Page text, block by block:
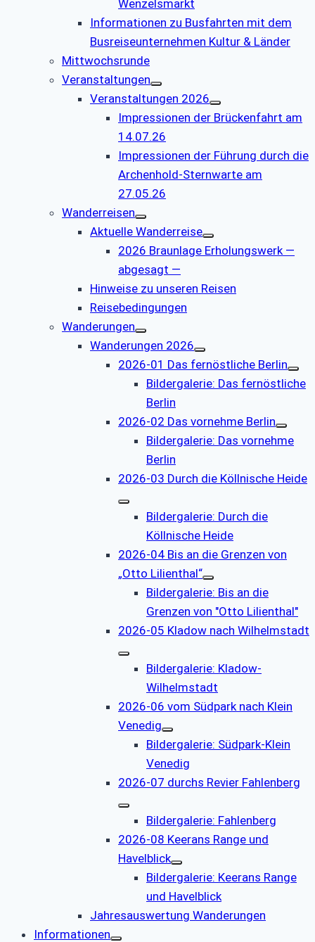
Wenzelsmarkt
Informationen zu Busfahrten mit dem
Busreiseunternehmen Kultur & Länder
Mittwochsrunde
Veranstaltungen
Veranstaltungen 2026
Impressionen der Brückenfahrt am
14.07.26
Impressionen der Führung durch die
Archenhold-Sternwarte am
27.05.26
Wanderreisen
Aktuelle Wanderreise
2026 Braunlage Erholungswerk —
abgesagt —
Hinweise zu unseren Reisen
Reisebedingungen
Wanderungen
Wanderungen 2026
2026-01 Das fernöstliche Berlin
Bildergalerie: Das fernöstliche
Berlin
2026-02 Das vornehme Berlin
Bildergalerie: Das vornehme
Berlin
2026-03 Durch die Köllnische Heide
Bildergalerie: Durch die
Köllnische Heide
2026-04 Bis an die Grenzen von
„Otto Lilienthal“
Bildergalerie: Bis an die
Grenzen von "Otto Lilienthal"
2026-05 Kladow nach Wilhelmstadt
Bildergalerie: Kladow-
Wilhelmstadt
2026-06 vom Südpark nach Klein
Venedig
Bildergalerie: Südpark-Klein
Venedig
2026-07 durchs Revier Fahlenberg
Bildergalerie: Fahlenberg
2026-08 Keerans Range und
Havelblick
Bildergalerie: Keerans Range
und Havelblick
Jahresauswertung Wanderungen
Informationen